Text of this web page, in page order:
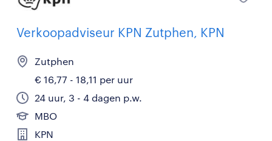
Verkoopadviseur KPN Zutphen, KPN
Zutphen
€ 16,77 - 18,11 per uur
24 uur, 3 - 4 dagen p.w.
MBO
KPN